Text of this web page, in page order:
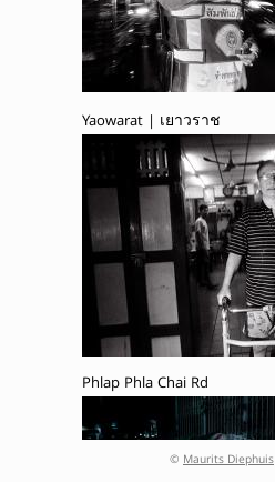
Yaowarat | เยาวราช
Phlap Phla Chai Rd
© Maurits Diephuis